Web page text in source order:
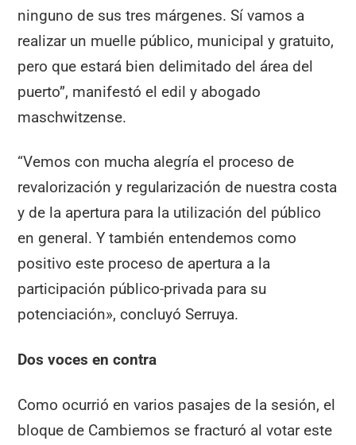
ninguno de sus tres márgenes. Sí vamos a
realizar un muelle público, municipal y gratuito,
pero que estará bien delimitado del área del
puerto”, manifestó el edil y abogado
maschwitzense.
“Vemos con mucha alegría el proceso de
revalorización y regularización de nuestra costa
y de la apertura para la utilización del público
en general. Y también entendemos como
positivo este proceso de apertura a la
participación público-privada para su
potenciación», concluyó Serruya.
Dos voces en contra
Como ocurrió en varios pasajes de la sesión, el
bloque de Cambiemos se fracturó al votar este